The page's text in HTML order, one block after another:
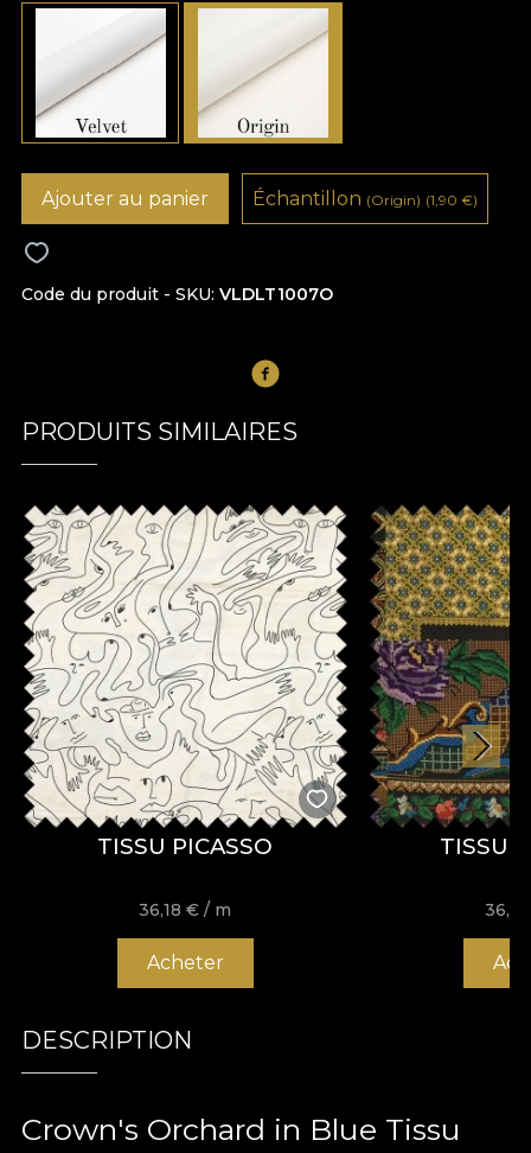
Code du produit - SKU VLDLT1007O
Ajouter au panier Échantillon (Origin) (1,90 €)
PRODUITS SIMILAIRES
TISSU PICASSO
36,18€ / m
Acheter
TISSU
DESCRIPTION
Crown's Orchard in Blue Tissu